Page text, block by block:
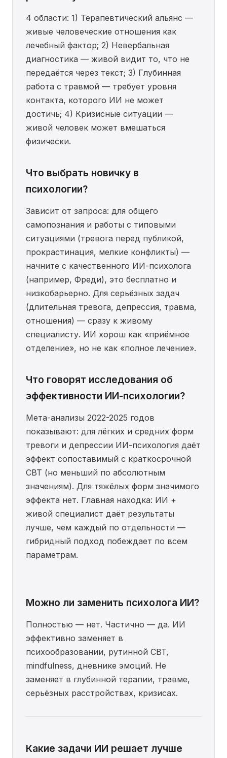
4 области: 1) Терапевтический альянс —
живые человеческие отношения как
лечебный фактор; 2) Невербальная
диагностика — живой видит то, что не
передаётся через текст; 3) Глубинная
работа с травмой — требует уровня
контакта, которого ИИ не может
достичь; 4) Кризисные ситуации —
живой человек может вмешаться
физически.
Что выбрать новичку в
психологии?
Зависит от запроса: для общего
самопознания и работы с типовыми
ситуациями (тревога перед публикой,
прокрастинация, мелкие конфликты) —
начните с качественного ИИ-психолога
(например, Фреди), это бесплатно и
низкобарьерно. Для серьёзных задач
(длительная тревога, депрессия, травма,
отношения) — сразу к живому
специалисту. ИИ хорош как «приёмное
отделение», но не как «полное лечение».
Что говорят исследования об
эффективности ИИ-психологии?
Мета-анализы 2022-2025 годов
показывают: для лёгких и средних форм
тревоги и депрессии ИИ-психология даёт
эффект сопоставимый с краткосрочной
CBT (но меньший по абсолютным
значениям). Для тяжёлых форм значимого
эффекта нет. Главная находка: ИИ +
живой специалист даёт результаты
лучше, чем каждый по отдельности —
гибридный подход побеждает по всем
параметрам.
Можно ли заменить психолога ИИ?
Полностью — нет. Частично — да. ИИ
эффективно заменяет в
психообразовании, рутинной CBT,
mindfulness, дневнике эмоций. Не
заменяет в глубинной терапии, травме,
серьёзных расстройствах, кризисах.
Какие задачи ИИ решает лучше